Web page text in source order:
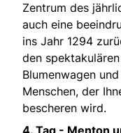
Zentrum des
auch eine
ins Jahr 1294
den
Blumenwagen
Menschen, der
bescheren wird.